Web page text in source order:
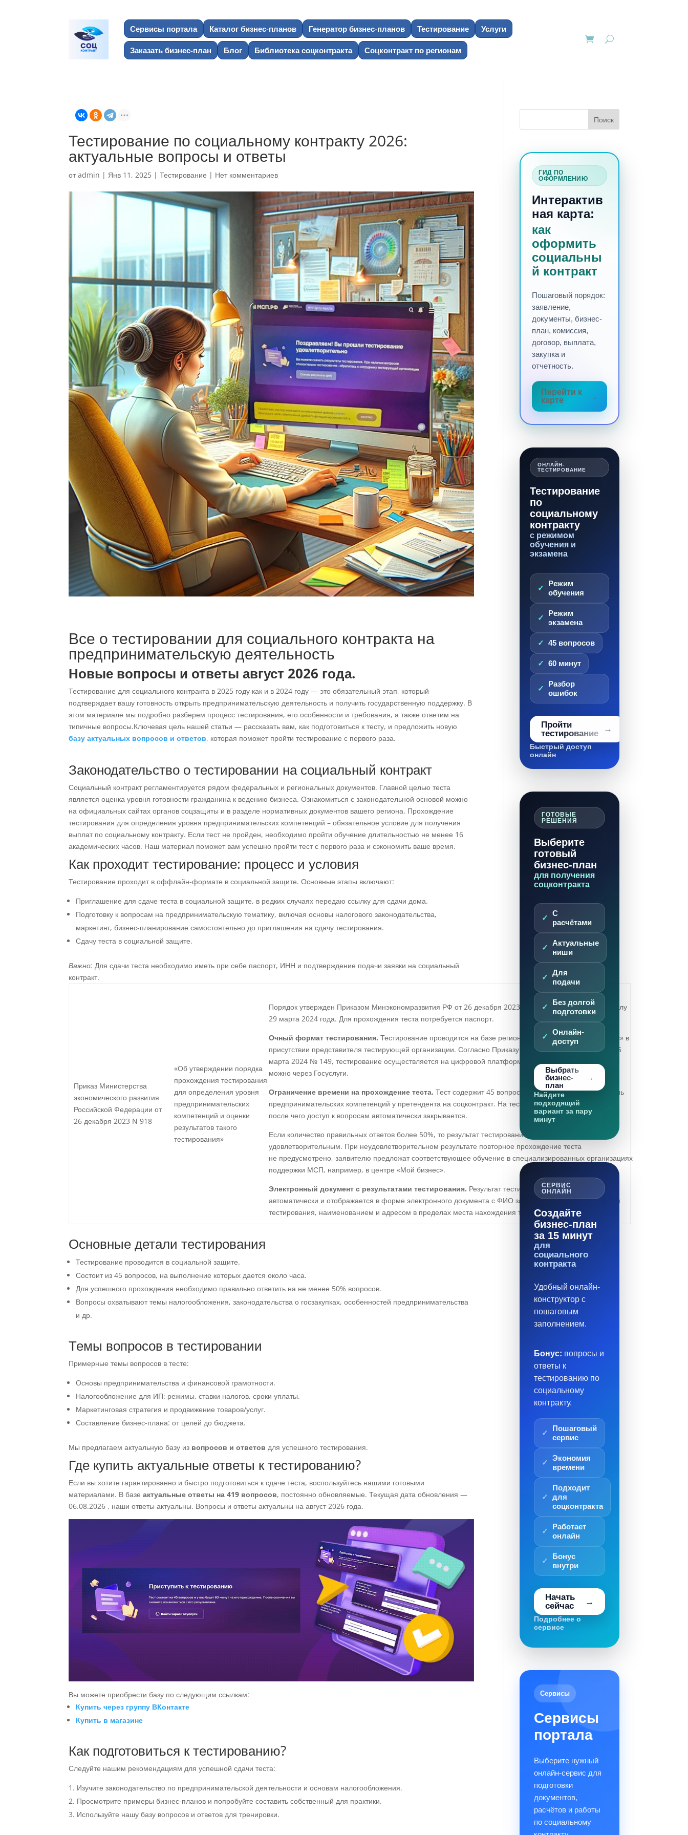
Сервисы портала Каталог бизнес-планов Генератор бизнес-планов Тестирование Услуги
Заказать бизнес-план Блог Библиотека соцконтракта Соцконтракт по регионам
Тестирование по социальному контракту 2026:
актуальные вопросы и ответы
отadmin | Янв 11, 2025 |Тестирование | Нет комментариев
Все о тестировании для социального контракта на
предпринимательскую деятельность
Новые вопросы и ответы август 2026 года.
Тестирование для социального контракта в 2025 году как и в 2024 году — это обязательный этап, который
подтверждает вашу готовность открыть предпринимательскую деятельность и получить государственную поддержку. В
этом материале мы подробно разберем процесс тестирования, его особенности и требования, а также ответим на
типичные вопросы.Ключевая цель нашей статьи — рассказать вам, как подготовиться к тесту, и предложить новую
базу актуальных вопросов и ответов, которая поможет пройти тестирование с первого раза.
Законодательство о тестировании на социальный контракт
Социальный контракт регламентируется рядом федеральных и региональных документов. Главной целью теста
является оценка уровня готовности гражданина к ведению бизнеса. Ознакомиться с законодательной основой можно
на официальных сайтах органов соцзащиты и в разделе нормативных документов вашего региона. Прохождение
тестирования для определения уровня предпринимательских компетенций – обязательное условие для получения
выплат по социальному контракту. Если тест не пройден, необходимо пройти обучение длительностью не менее 16
академических часов. Наш материал поможет вам успешно пройти тест с первого раза и сэкономить ваше время.
Как проходит тестирование: процесс и условия
Тестирование проходит в оффлайн-формате в социальной защите. Основные этапы включают:
Приглашение для сдаче теста в социальной защите, в редких случаях передаю ссылку для сдачи дома.
Подготовку к вопросам на предпринимательскую тематику, включая основы налогового законодательства,
маркетинг, бизнес-планирование самостоятельно до приглашения на сдачу тестирования.
Сдачу теста в социальной защите.
Важно: Для сдачи теста необходимо иметь при себе паспорт, ИНН и подтверждение подачи заявки на социальный
контракт.
Приказ Министерства
экономического развития
Российской Федерации от
26 декабря 2023 N 918
«Об утверждении порядка
прохождения тестирования
для определения уровня
предпринимательских
компетенций и оценки
результатов такого
тестирования»
Порядок утвержден Приказом Минэкономразвития РФ от 26 декабря 2023 № 918, который вступил в силу
29 марта 2024 года. Для прохождения теста потребуется паспорт.
Очный формат тестирования. Тестирование проводится на базе региональных центров «Мой бизнес» в
присутствии представителя тестирующей организации. Согласно Приказу Минэкономразвития РФ от 15
марта 2024 № 149, тестирование осуществляется на цифровой платформе МСП.РФ. Авторизоваться
можно через Госуслуги.
Ограничение времени на прохождение теста. Тест содержит 45 вопросов, которые выявляют уровень
предпринимательских компетенций у претендента на соцконтракт. На тестирование дается всего час,
после чего доступ к вопросам автоматически закрывается.
Если количество правильных ответов более 50%, то результат тестирования считается
удовлетворительным. При неудовлетворительном результате повторное прохождение теста
не предусмотрено, заявителю предложат соответствующее обучение в специализированных организациях
поддержки МСП, например, в центре «Мой бизнес».
Электронный документ с результатами тестирования. Результат тестирования формируется
автоматически и отображается в форме электронного документа с ФИО заявителя, датой прохождения
тестирования, наименованием и адресом в пределах места нахождения тестирующей организации.
Основные детали тестирования
Тестирование проводится в социальной защите.
Состоит из 45 вопросов, на выполнение которых дается около часа.
Для успешного прохождения необходимо правильно ответить на не менее 50% вопросов.
Вопросы охватывают темы налогообложения, законодательства о госзакупках, особенностей предпринимательства
и др.
Темы вопросов в тестировании
Примерные темы вопросов в тесте:
Основы предпринимательства и финансовой грамотности.
Налогообложение для ИП: режимы, ставки налогов, сроки уплаты.
Маркетинговая стратегия и продвижение товаров/услуг.
Составление бизнес-плана: от целей до бюджета.
Мы предлагаем актуальную базу из вопросов и ответов для успешного тестирования.
Где купить актуальные ответы к тестированию?
Если вы хотите гарантированно и быстро подготовиться к сдаче теста, воспользуйтесь нашими готовыми
материалами. В базеактуальные ответы на419 вопросов, постоянно обновляемые. Текущая дата обновления —
06.08.2026 , наши ответы актуальны. Вопросы и ответы актуальны на август 2026 года.
Вы можете приобрести базу по следующим ссылкам:
Купить через группу ВКонтакте
Купить в магазине
Как подготовиться к тестированию?
Следуйте нашим рекомендациям для успешной сдачи теста:
Изучите законодательство по предпринимательской деятельности и основам налогообложения.
Просмотрите примеры бизнес-планов и попробуйте составить собственный для практики.
Используйте нашу базу вопросов и ответов для тренировки.
ГИД ПО
ОФОРМЛЕНИЮ
Интерактив
ная карта:
как
оформить
социальны
й контракт
Пошаговый порядок:
заявление,
документы, бизнес-
план, комиссия,
договор, выплата,
закупка и
отчетность.
Перейти к
карте
ОНЛАЙН-
ТЕСТИРОВАНИЕ
Тестирование
по
социальному
контракту
с режимом
обучения и
экзамена
Режим
обучения
Режим
экзамена
45 вопросов
60 минут
Разбор
ошибок
Пройти
тестирование
Быстрый доступ
онлайн
ГОТОВЫЕ
РЕШЕНИЯ
Выберите
готовый
бизнес-план
для получения
соцконтракта
С
расчётами
Актуальные
ниши
Для
подачи
Без долгой
подготовки
Онлайн-
доступ
Выбрать
бизнес-
план
Найдите
подходящий
вариант за пару
минут
СЕРВИС
ОНЛАЙН
Создайте
бизнес-план
за 15 минут
для
социального
контракта
Удобный онлайн-
конструктор с
пошаговым
заполнением.
Бонус: вопросы и
ответы к
тестированию по
социальному
контракту.
Пошаговый
сервис
Экономия
времени
Подходит
для
соцконтракта
Работает
онлайн
Бонус
внутри
Начать
сейчас
Подробнее о
сервисе
Сервисы
Сервисы
портала
Выберите нужный
онлайн-сервис для
подготовки
документов,
расчётов и работы
по социальному